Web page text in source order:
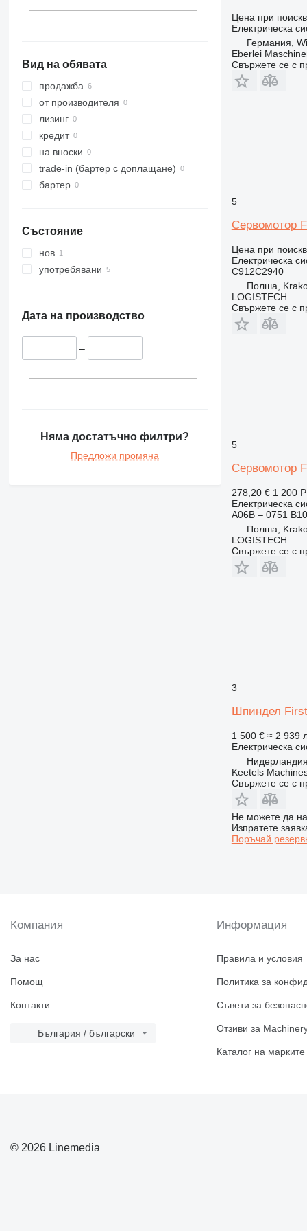
Вид на обявата
продажба
от производителя
лизинг
кредит
на вноски
trade-in (бартер с доплащане)
бартер
Състояние
нов
употребявани
Дата на производство
–
Няма достатъчно филтри?
Предложи промяна
Цена при
Електрическа
Германия,
Eberlei
Свържете се с
5
Сервомотор
Цена при
Електрическа
C912C2940
Полша,
LOGISTECH
Свържете се с
5
Сервомотор
278,20 € 1 200
Електрическа
A06B – 0751
Полша,
LOGISTECH
Свържете се с
3
Шпиндел
1 500 € ≈ 2 939
Електрическа
Keetels
Свържете се с
Не можете да
Изпратете
Поръчай
Компания
За нас
Помощ
Контакти
България / български
Информация
Правила и условия
Политика за
Съвети за
Отзиви за
Каталог на марките
© 2026 Linemedia